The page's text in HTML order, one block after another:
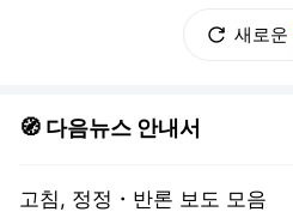
새로운
🧭 다음뉴스 안내서
고침, 정정・반론 보도 모음